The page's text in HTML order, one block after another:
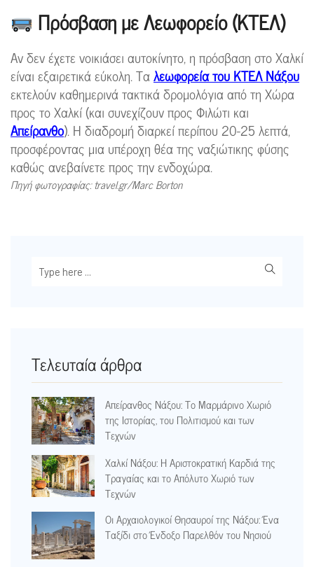
Πρόσβαση με Λεωφορείο (ΚΤΕΛ)
Αν δεν έχετε νοικιάσει αυτοκίνητο, η πρόσβαση στο Χαλκί
είναι εξαιρετικά εύκολη. Ταλεωφορεία του ΚΤΕΛ Νάξου
εκτελούν καθημερινά τακτικά δρομολόγια από τη Χώρα
προς το Χαλκί (και συνεχίζουν προς Φιλώτι και
Απείρανθο). Η διαδρομή διαρκεί περίπου 20-25 λεπτά,
προσφέροντας μια υπέροχη θέα της ναξιώτικης φύσης
καθώς ανεβαίνετε προς την ενδοχώρα.
Πηγή φωτογραφίας: travel.gr/Marc Borton
Τελευταία άρθρα
Απείρανθος Νάξου: Το Μαρμάρινο Χωριό
της Ιστορίας, του Πολιτισμού και των
Τεχνών
Χαλκί Νάξου: Η Αριστοκρατική Καρδιά της
Τραγαίας και το Απόλυτο Χωριό των
Τεχνών
Οι Αρχαιολογικοί Θησαυροί της Νάξου: Ένα
Ταξίδι στο Ένδοξο Παρελθόν του Νησιού